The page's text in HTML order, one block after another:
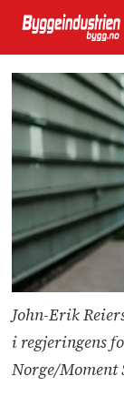
John-Erik
i regjeringens
Norge/Moment